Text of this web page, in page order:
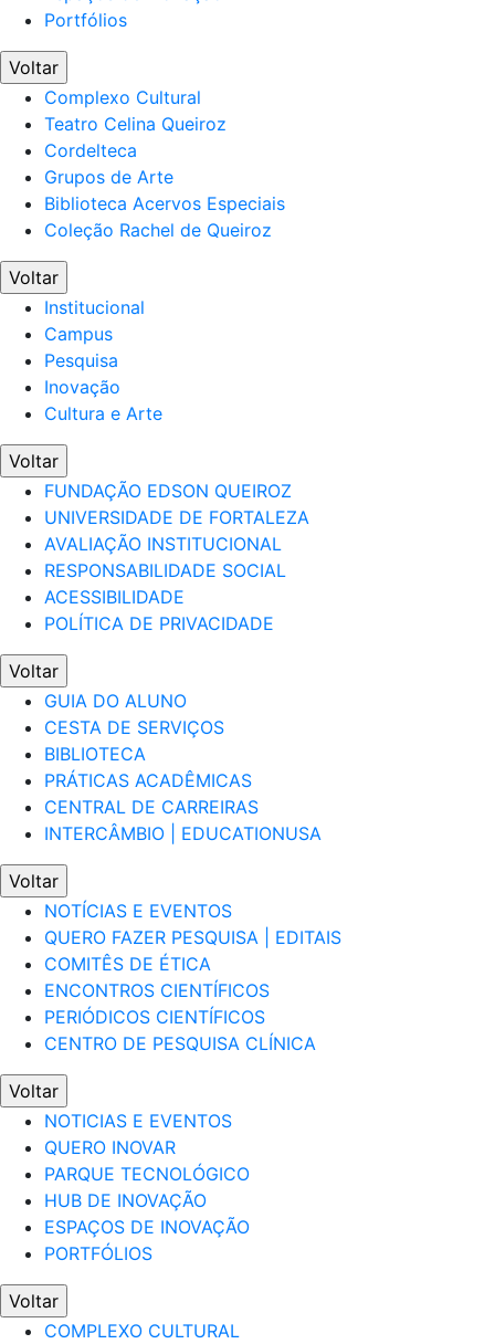
Portfólios
Voltar
Complexo Cultural
Teatro Celina Queiroz
Cordelteca
Grupos de Arte
Biblioteca Acervos Especiais
Coleção Rachel de Queiroz
Voltar
Institucional
Campus
Pesquisa
Inovação
Cultura e Arte
Voltar
FUNDAÇÃO EDSON QUEIROZ
UNIVERSIDADE DE FORTALEZA
AVALIAÇÃO INSTITUCIONAL
RESPONSABILIDADE SOCIAL
ACESSIBILIDADE
POLÍTICA DE PRIVACIDADE
Voltar
GUIA DO ALUNO
CESTA DE SERVIÇOS
BIBLIOTECA
PRÁTICAS ACADÊMICAS
CENTRAL DE CARREIRAS
INTERCÂMBIO | EDUCATIONUSA
Voltar
NOTÍCIAS E EVENTOS
QUERO FAZER PESQUISA | EDITAIS
COMITÊS DE ÉTICA
ENCONTROS CIENTÍFICOS
PERIÓDICOS CIENTÍFICOS
CENTRO DE PESQUISA CLÍNICA
Voltar
NOTICIAS E EVENTOS
QUERO INOVAR
PARQUE TECNOLÓGICO
HUB DE INOVAÇÃO
ESPAÇOS DE INOVAÇÃO
PORTFÓLIOS
Voltar
COMPLEXO CULTURAL